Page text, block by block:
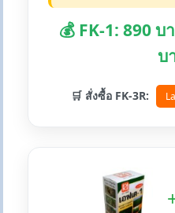
💰 FK-1: 890
บ
🛒 สั่งซื้อ FK-3R: